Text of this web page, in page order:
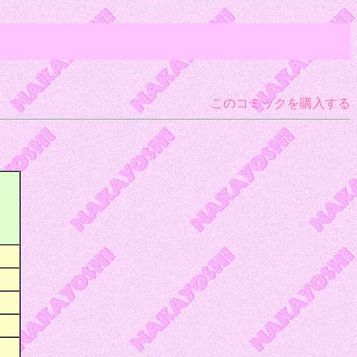
このコミックを購入する